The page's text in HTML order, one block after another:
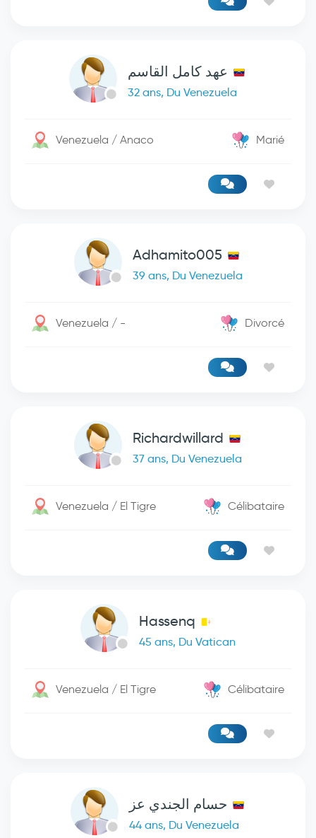
عهد كامل القاسم
32 ans, Du Venezuela
Venezuela / Anaco Marié
Adhamito005
39 ans, Du Venezuela
Venezuela / - Divorcé
Richardwillard
37 ans, Du Venezuela
Venezuela / El Tigre Célibataire
Hassenq
45 ans, Du Vatican
Venezuela / El Tigre Célibataire
حسام الجندي عز
44 ans, Du Venezuela